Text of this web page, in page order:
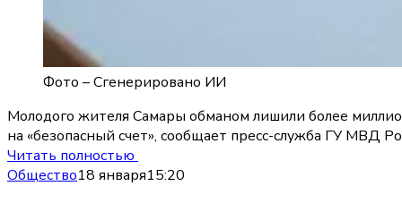
Фото –Сгенерировано ИИ
Молодого жителя Самары обманом лишили более
на «безопасный счет», сообщает пресс-служба ГУ МВД
Читать полностью
Общество18 января15:20